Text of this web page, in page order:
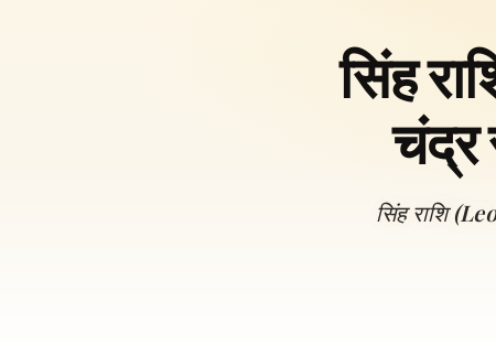
सिंह
चंद्र
सिंह राशि